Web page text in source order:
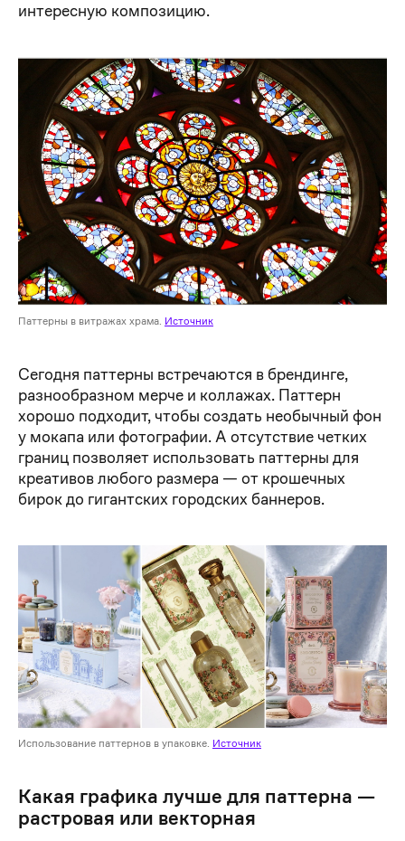
интересную композицию.
Паттерны в витражах храма. Источник
Сегодня паттерны встречаются в брендинге,
разнообразном мерче и коллажах. Паттерн
хорошо подходит, чтобы создать необычный фон
у мокапа или фотографии. А отсутствие четких
границ позволяет использовать паттерны для
креативов любого размера — от крошечных
бирок до гигантских городских баннеров.
Использование паттернов в упаковке. Источник
Какая графика лучше для паттерна —
растровая или векторная